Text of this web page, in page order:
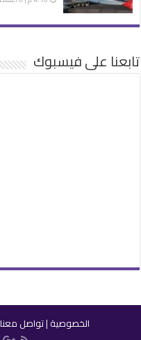
تابعنا على فيسبوك
الخصوصية |تواصل معنا